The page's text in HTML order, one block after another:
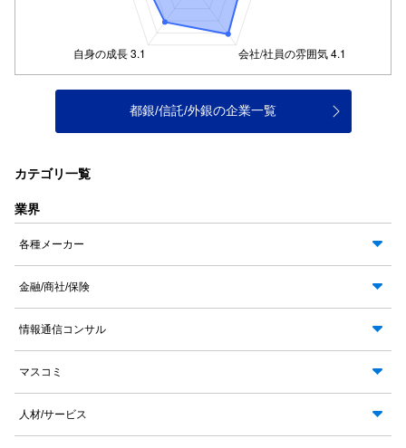
都銀/信託/外銀の企業一覧
カテゴリ一覧
業界
各種メーカー
金融/商社/保険
情報通信コンサル
マスコミ
人材/サービス